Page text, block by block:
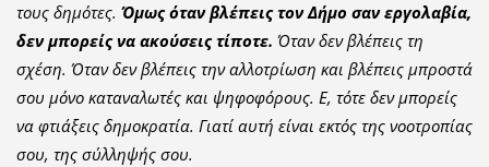
τους δημότες. Όμως όταν βλέπεις τον Δήμο σαν εργολαβία,
δεν μπορείς να ακούσεις τίποτε. Όταν δεν βλέπεις τη
σχέση. Όταν δεν βλέπεις την αλλοτρίωση και βλέπεις μπροστά
σου μόνο καταναλωτές και ψηφοφόρους. Ε, τότε δεν μπορείς
να φτιάξεις δημοκρατία. Γιατί αυτή είναι εκτός της νοοτροπίας
σου, της σύλληψής σου.